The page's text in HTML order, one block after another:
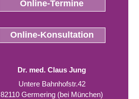
Online-Termine
Online-Konsultation
Dr. med. Claus Jung
Untere Bahnhofstr.42
82110 Germering (bei München)